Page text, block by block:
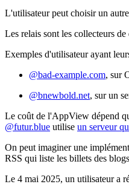
L'utilisateur peut choisir un
Les relais sont les collecteurs
Exemples d'utilisateur ayant
@bad-example.com, sur
@bnewbold.net, sur un
Le coût de l'AppView dépend
@futur.blue utilise un serveur
On peut imaginer une
RSS qui liste les billets des
Le 4 mai 2025, un utilisateur a